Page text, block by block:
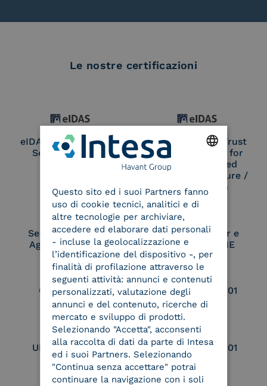
Le nostre certificazioni
eIDAS Qualified Trust
Service Provider
eIDAS Qualified Trust
Service Provider for
Remote Qualified
Electronic Signature /
Seal Creation
Service Provider e
Aggregatore SPID
Service Provider e
Aggregatore CIE
Conservatore
qualificato
UNI EN ISO 37001
UNI EN ISO 9001 UNI EN ISO 27001
ITALIAN
Questo sito ed i suoi Partners fanno
uso di cookie tecnici, analitici e di
altre tecnologie per archiviare,
accedere ed elaborare dati personali
- incluse la geolocalizzazione e
l’identificazione del dispositivo -, per
finalità di profilazione attraverso le
seguenti attività: annunci e contenuti
personalizzati, valutazione degli
annunci e del contenuto, ricerche di
mercato e sviluppo di prodotti.
Selezionando "Accetta", acconsenti
alla raccolta di dati da parte di Intesa
ed i suoi Partners. Selezionando
"Continua senza accettare" potrai
continuare la navigazione con i soli